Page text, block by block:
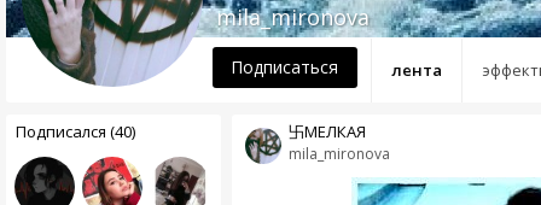
лента
mila_mironova
Подписаться
Подписался (40)
mila_mironova
卐МЕЛКАЯ